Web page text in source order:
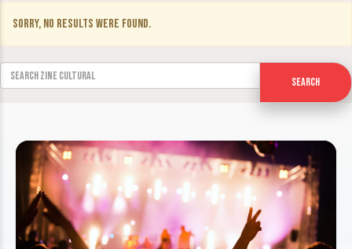
Sorry, no results were found.
Search for:
Search